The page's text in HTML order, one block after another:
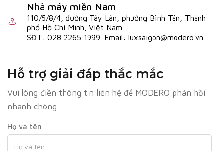
Nhà máy miền Nam
110/5/8/4, đường Tây Lân, phường Bình Tân, Thành
phố Hồ Chí Minh, Việt Nam
SĐT: 028 2265 1999. Email: luxsaigon@modero.vn
Hỗ trợ giải đáp thắc mắc
Vui lòng điền thông tin liên hệ để MODERO phản hồi
nhanh chóng
Họ và tên